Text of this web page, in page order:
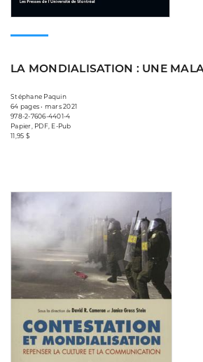
LA MONDIALISATION : UNE
Stéphane Paquin
64 pages • mars 2021
978-2-7606-4401-4
Papier, PDF, E-Pub
11,95 $